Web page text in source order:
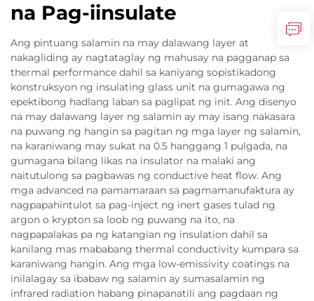
na Pag-iinsulate
Ang pintuang salamin na may dalawang layer at
nakagliding ay nagtataglay ng mahusay na pagganap sa
thermal performance dahil sa kaniyang sopistikadong
konstruksyon ng insulating glass unit na gumagawa ng
epektibong hadlang laban sa paglipat ng init. Ang disenyo
na may dalawang layer ng salamin ay may isang nakasara
na puwang ng hangin sa pagitan ng mga layer ng salamin,
na karaniwang may sukat na 0.5 hanggang 1 pulgada, na
gumagana bilang likas na insulator na malaki ang
naitutulong sa pagbawas ng conductive heat flow. Ang
mga advanced na pamamaraan sa pagmamanufaktura ay
nagpapahintulot sa pag-inject ng inert gases tulad ng
argon o krypton sa loob ng puwang na ito, na
nagpapalakas pa ng katangian ng insulation dahil sa
kanilang mas mababang thermal conductivity kumpara sa
karaniwang hangin. Ang mga low-emissivity coatings na
inilalagay sa ibabaw ng salamin ay sumasalamin ng
infrared radiation habang pinapanatili ang pagdaan ng